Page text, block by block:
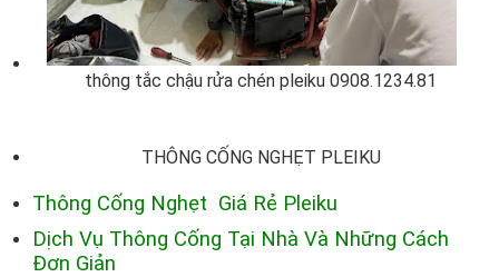
thông tắc chậu rửa chén pleiku 0908.1234.81
THÔNG CỐNG NGHẸT PLEIKU
Thông Cống Nghẹt Giá Rẻ Pleiku
Dịch Vụ Thông Cống Tại Nhà Và Những Cách
Đơn Giản